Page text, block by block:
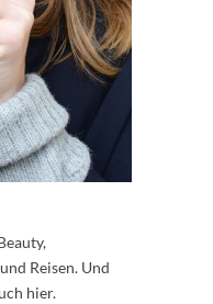
Reisen. Und
hier.